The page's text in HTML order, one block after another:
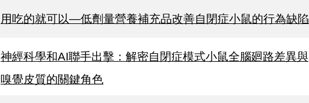
用吃的就可以—低劑量營養補充品改善自閉症小鼠的行為缺陷
神經科學和AI聯手出擊：解密自閉症模式小鼠全腦廻路差異與
嗅覺皮質的關鍵角色